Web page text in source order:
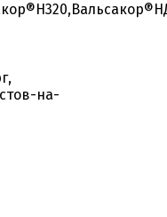
на-